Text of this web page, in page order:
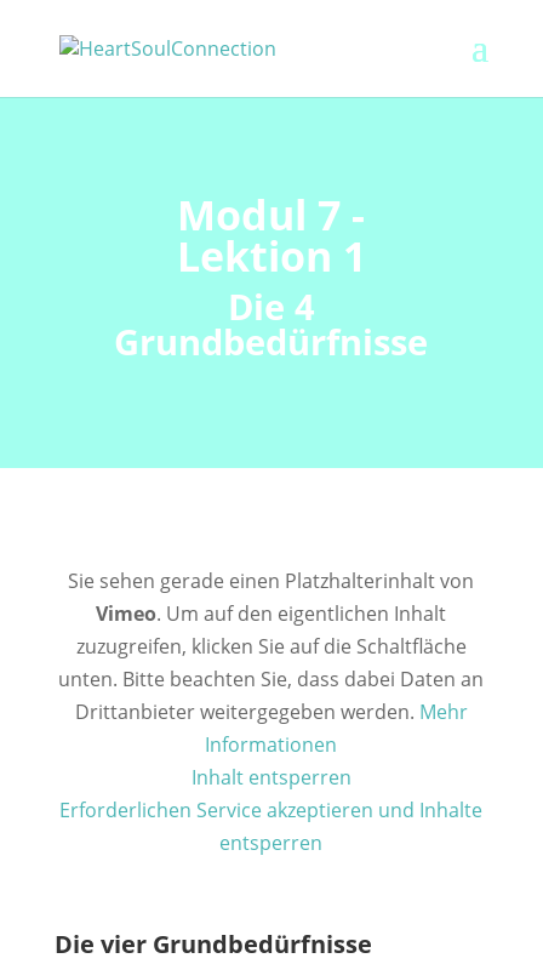
Modul 7 -
Lektion 1
Die 4
Grundbedürfnisse
Sie sehen gerade einen Platzhalterinhalt von
Vimeo. Um auf den eigentlichen Inhalt
zuzugreifen, klicken Sie auf die Schaltfläche
unten. Bitte beachten Sie, dass dabei Daten an
Drittanbieter weitergegeben werden. Mehr
Informationen
Inhalt entsperren
Erforderlichen Service akzeptieren und Inhalte
entsperren
Die vier Grundbedürfnisse